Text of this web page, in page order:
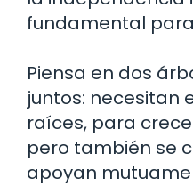
fundamental
Piensa en dos
juntos: necesitan
raíces, para
pero también se
apoyan